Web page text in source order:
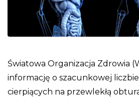
Światowa Organizacja Zdrowia
informację o szacunkowej
cierpiących na przewlekłą